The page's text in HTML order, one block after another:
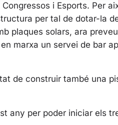
t
e
i Esports. Per
per tal de dotar-la
plaques solars, ara
marxa un servei de bar
de construir també una
any per poder iniciar els